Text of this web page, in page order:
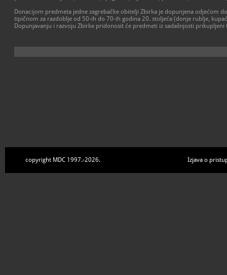
Donacijom predmeta jedne zagrebačke obitelji Zbirka je dopunjena odjećom
tipičnom za razdoblje od 50-ih do 70-ih godina 20. stoljeća (donje rublje,
Dopunjavanju i razvoju Zbirke pridonosit će predmeti iz sadašnjosti
copyright MDC 1997.-2026. Izjava o